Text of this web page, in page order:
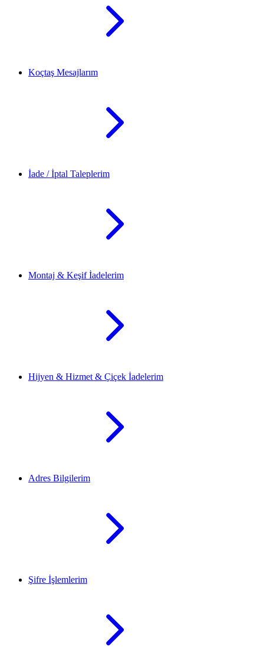
Koçtaş Mesajlarım
İade / İptal Taleplerim
Montaj & Keşif İadelerim
Hijyen & Hizmet & Çiçek İadelerim
Adres Bilgilerim
Şifre İşlemlerim